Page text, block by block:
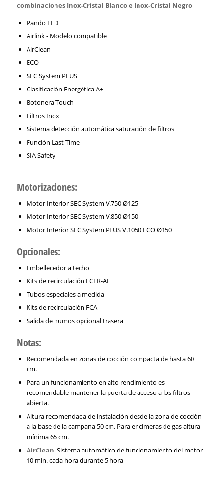
combinaciones Inox-Cristal Blanco e Inox-Cristal Negro
Pando LED
Airlink - Modelo compatible
AirClean
ECO
SEC System PLUS
Clasificación Energética A+
Botonera Touch
Filtros Inox
Sistema detección automática saturación de filtros
Función Last Time
SIA Safety
Motorizaciones:
Motor Interior SEC System V.750 Ø125
Motor Interior SEC System V.850 Ø150
Motor Interior SEC System PLUS V.1050 ECO Ø150
Opcionales:
Embellecedor a techo
Kits de recirculación FCLR-AE
Tubos especiales a medida
Kits de recirculación FCA
Salida de humos opcional trasera
Notas:
Recomendada en zonas de cocción compacta de hasta 60
cm.
Para un funcionamiento en alto rendimiento es
recomendable mantener la puerta de acceso a los filtros
abierta.
Altura recomendada de instalación desde la zona de cocción
a la base de la campana 50 cm. Para encimeras de gas altura
mínima 65 cm.
AirClean: Sistema automático de funcionamiento del motor
10 min. cada hora durante 5 hora